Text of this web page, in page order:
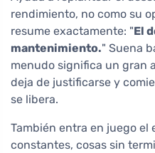
rendimiento, no como su
resume exactamente: "El
mantenimiento." Suena
menudo significa un gran
deja de justificarse y
se libera.
También entra en juego el
constantes, cosas sin